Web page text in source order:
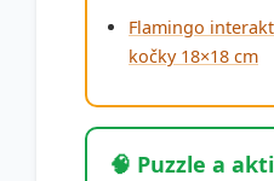
Flamingo
kočky 18×18 cm
🧠 Puzzle a